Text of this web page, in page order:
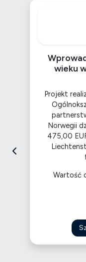
wieku
Projekt
Norwegii
475,00
Wartość